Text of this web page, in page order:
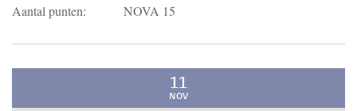
Aantal punten:
NOVA 15
11
NOV